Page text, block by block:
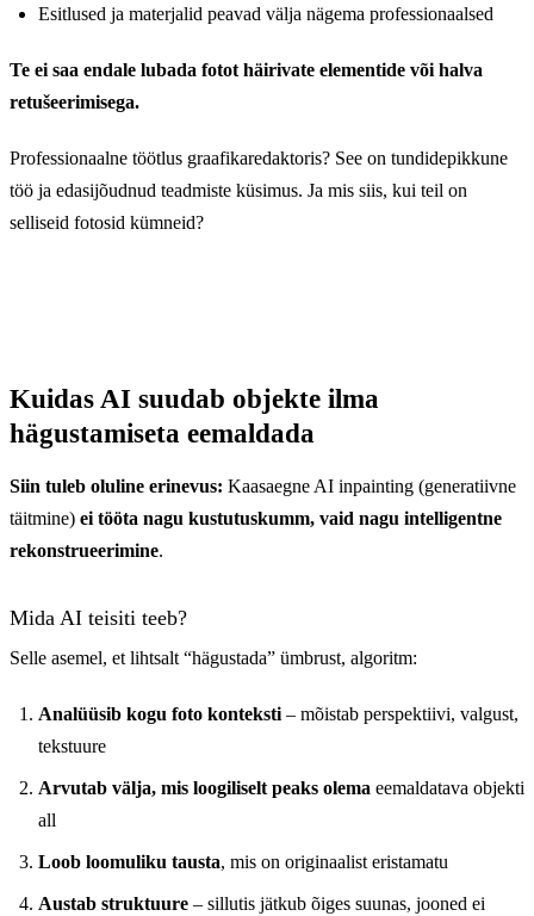
Esitlused ja materjalid peavad välja nägema professionaalsed
Te ei saa endale lubada fotot häirivate elementide või halva
retušeerimisega.
Professionaalne töötlus graafikaredaktoris? See on tundidepikkune
töö ja edasijõudnud teadmiste küsimus. Ja mis siis, kui teil on
selliseid fotosid kümneid?
Kuidas AI suudab objekte ilma
hägustamiseta eemaldada
Siin tuleb oluline erinevus: Kaasaegne AI inpainting (generatiivne
täitmine) ei tööta nagu kustutuskumm, vaid nagu intelligentne
rekonstrueerimine.
Mida AI teisiti teeb?
Selle asemel, et lihtsalt “hägustada” ümbrust, algoritm:
Analüüsib kogu foto konteksti – mõistab perspektiivi, valgust,
tekstuure
Arvutab välja, mis loogiliselt peaks olema eemaldatava objekti
all
Loob loomuliku tausta, mis on originaalist eristamatu
Austab struktuure – sillutis jätkub õiges suunas, jooned ei